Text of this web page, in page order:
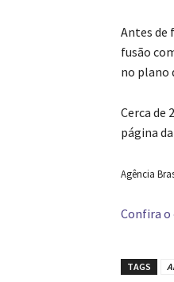
Antes de
fusão
no plano
Cerca de
página
Agência
Confira
TAGS